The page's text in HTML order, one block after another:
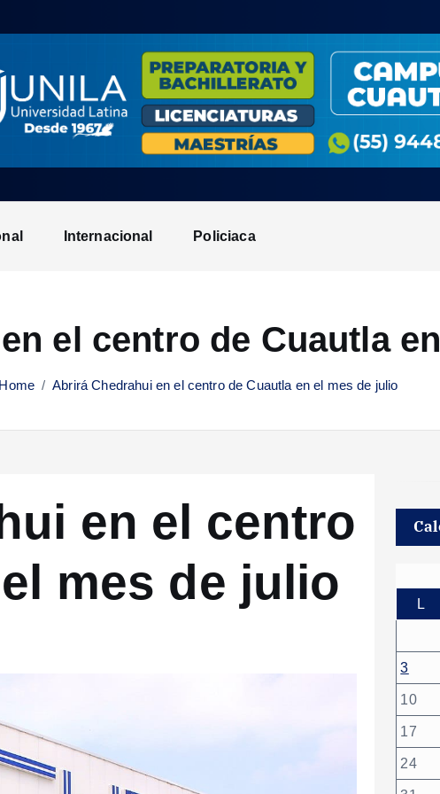
Internacional Policiaca
el centro de Cuautla
Home Abrirá Chedrahui en el centro de Cuautla en el mes de julio
en el centro
mes de julio
L
3
10
17
24